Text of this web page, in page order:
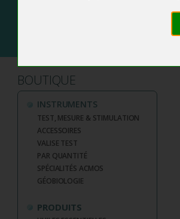
Frais de Port offerts En France et
BOUTIQUE
INSTRUMENTS
TEST, MESURE & STIMULATION
ACCESSOIRES
VALISE TEST
PAR QUANTITÉ
SPÉCIALITÉS ACMOS
GÉOBIOLOGIE
PRODUITS